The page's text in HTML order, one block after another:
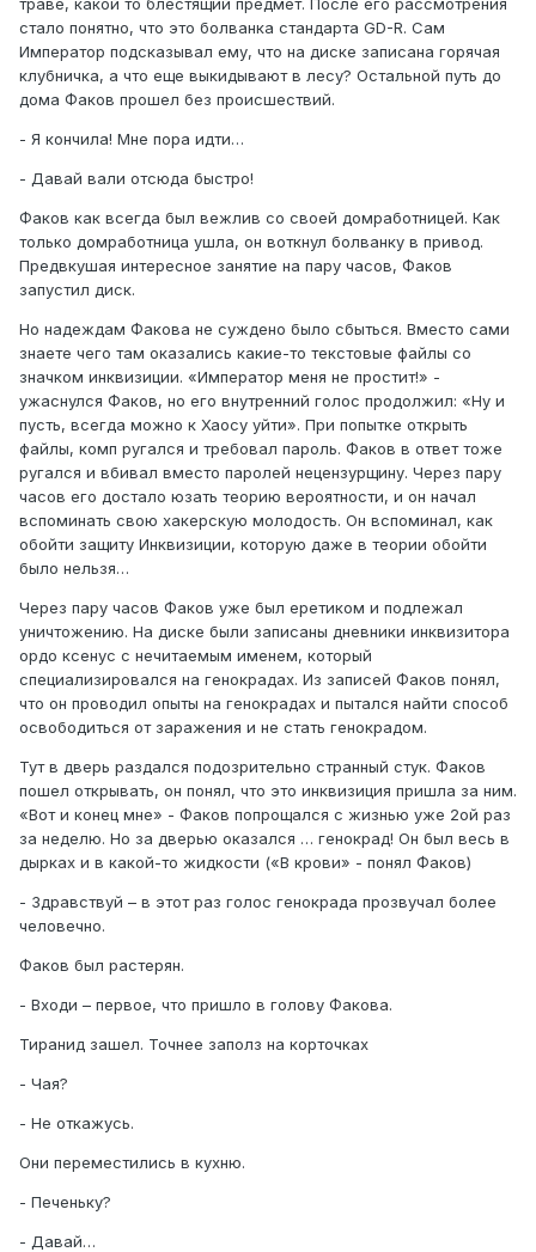
стало понятно, что это болванка стандарта GD-R. Сам
Император подсказывал ему, что на диске записана горячая
клубничка, а что еще выкидывают в лесу? Остальной путь до
дома Факов прошел без происшествий.
- Я кончила! Мне пора идти…
- Давай вали отсюда быстро!
Факов как всегда был вежлив со своей домработницей. Как
только домработница ушла, он воткнул болванку в привод.
Предвкушая интересное занятие на пару часов, Факов
запустил диск.
Но надеждам Факова не суждено было сбыться. Вместо сами
знаете чего там оказались какие-то текстовые файлы со
значком инквизиции. «Император меня не простит!» -
ужаснулся Факов, но его внутренний голос продолжил: «Ну и
пусть, всегда можно к Хаосу уйти». При попытке открыть
файлы, комп ругался и требовал пароль. Факов в ответ тоже
ругался и вбивал вместо паролей нецензурщину. Через пару
часов его достало юзать теорию вероятности, и он начал
вспоминать свою хакерскую молодость. Он вспоминал, как
обойти защиту Инквизиции, которую даже в теории обойти
было нельзя…
Через пару часов Факов уже был еретиком и подлежал
уничтожению. На диске были записаны дневники инквизитора
ордо ксенус с нечитаемым именем, который
специализировался на генокрадах. Из записей Факов понял,
что он проводил опыты на генокрадах и пытался найти способ
освободиться от заражения и не стать генокрадом.
Тут в дверь раздался подозрительно странный стук. Факов
пошел открывать, он понял, что это инквизиция пришла за ним.
«Вот и конец мне» - Факов попрощался с жизнью уже 2ой раз
за неделю. Но за дверью оказался … генокрад! Он был весь в
дырках и в какой-то жидкости («В крови» - понял Факов)
- Здравствуй – в этот раз голос генокрада прозвучал более
человечно.
Факов был растерян.
- Входи – первое, что пришло в голову Факова.
Тиранид зашел. Точнее заполз на корточках
- Чая?
- Не откажусь.
Они переместились в кухню.
- Печеньку?
- Давай…